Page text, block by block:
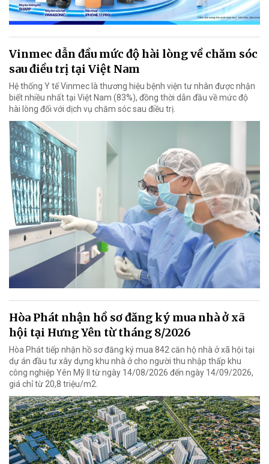
Vinmec dẫn đầu mức độ hài lòng về chăm sóc
sau điều trị tại Việt Nam
Hệ thống Y tế Vinmec là thương hiệu bệnh viện tư nhân được nhận
biết nhiều nhất tại Việt Nam (83%), đồng thời dẫn đầu về mức độ
hài lòng đối với dịch vụ chăm sóc sau điều trị.
Hòa Phát nhận hồ sơ đăng ký mua nhà ở xã
hội tại Hưng Yên từ tháng 8/2026
Hòa Phát tiếp nhận hồ sơ đăng ký mua 842 căn hộ nhà ở xã hội tại
dự án đầu tư xây dựng khu nhà ở cho người thu nhập thấp khu
công nghiệp Yên Mỹ II từ ngày 14/08/2026 đến ngày 14/09/2026,
giá chỉ từ 20,8 triệu/m2.